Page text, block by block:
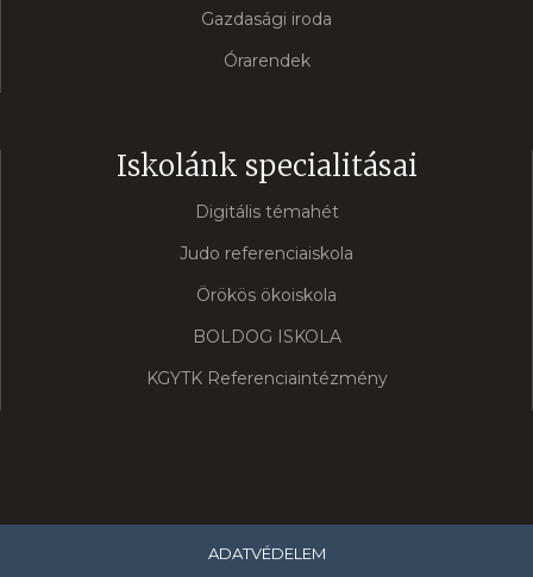
Gazdasági iroda
Órarendek
Iskolánk specialitásai
Digitális témahét
Judo referenciaiskola
Örökös ökoiskola
BOLDOG ISKOLA
KGYTK Referenciaintézmény
ADATVÉDELEM